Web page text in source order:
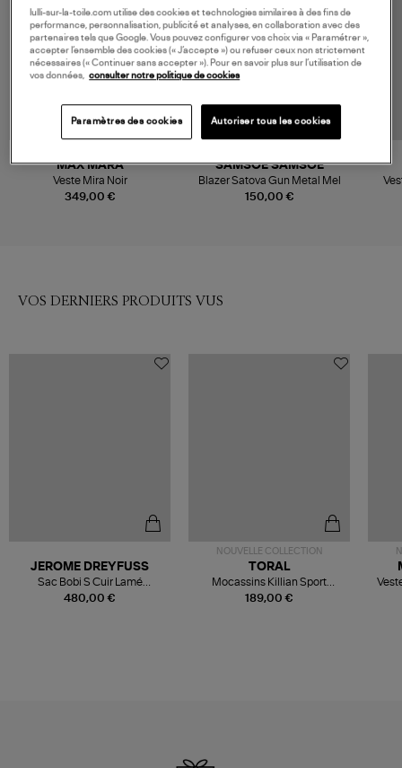
349,00 €
MAX MARA
Veste Mira Noir
150,00 €
SAMSOE SAMSOE
Blazer Satova Gun Metal Mel
VOS DERNIERS PRODUITS VUS
480,00 €
JEROME DREYFUSS
Sac Bobi S Cuir Lamé
Champagne
NOUVELLE COLLECTION
189,00 €
TORAL
Mocassins Killian Sport
Mousse
lulli-sur-la-toile.com utilise des cookies et technologies similaires à des fins de
performance, personnalisation, publicité et analyses, en collaboration avec des
partenaires tels que Google. Vous pouvez configurer vos choix via « Paramétrer »,
accepter l’ensemble des cookies (« J’accepte ») ou refuser ceux non strictement
nécessaires (« Continuer sans accepter »). Pour en savoir plus sur l’utilisation de
vos données,
consulter notre politique de cookies
Paramètres des cookies Autoriser tous les cookies